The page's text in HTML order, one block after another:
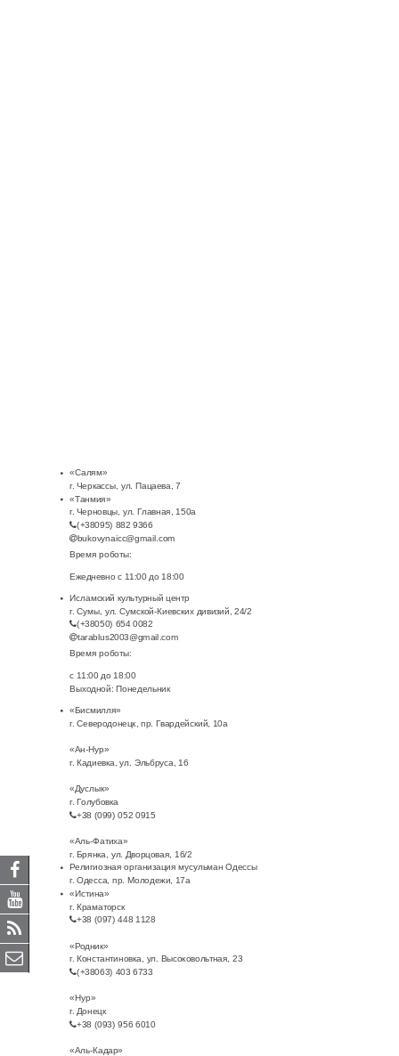
«Салям»
г. Черкассы, ул. Пацаева, 7
«Танмия»
г. Черновцы, ул. Главная, 150а
(+38095) 882 9366
bukovynaicc@gmail.com
Время роботы:
Ежедневно с 11:00 до 18:00
Исламский культурный центр
г. Сумы, ул. Сумской-Киевских дивизий, 24/2
(+38050) 654 0082
tarablus2003@gmail.com
Время роботы:
с 11:00 до 18:00
Выходной: Понедельник
«Бисмилля»
г. Северодонецк, пр. Гвардейский, 10а
«Ан-Нур»
г. Кадиевка, ул. Эльбруса, 16
«Дуслык»
г. Голубовка
+38 (099) 052 0915
«Аль-Фатиха»
г. Брянка, ул. Дворцовая, 16/2
Религиозная организация мусульман Одессы
г. Одесса, пр. Молодежи, 17а
«Истина»
г. Краматорск
+38 (097) 448 1128
«Родник»
г. Константиновка, ул. Высоковольтная, 23
(+38063) 403 6733
«Нур»
г. Донецк
+38 (093) 956 6010
«Аль-Кадар»